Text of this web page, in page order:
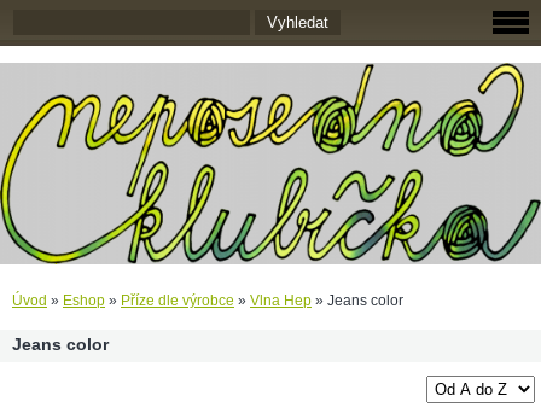
Úvod » Eshop » Příze dle výrobce » Vlna Hep » Jeans color
Jeans color